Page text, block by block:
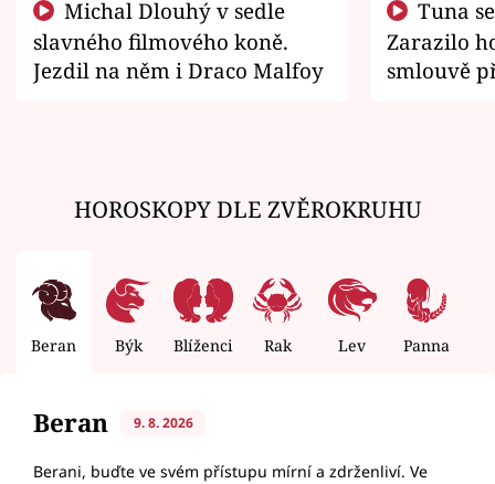
slavného filmového koně.
Jezdil na něm i Draco Malfoy
Zarazilo
smlouvě
HOROSKOPY DLE ZVĚROKRUHU
Beran Býk Blíženci Rak Lev Panna
Beran 9. 8. 2026
Berani, buďte ve svém přístupu mírní a zdrženliví. Ve